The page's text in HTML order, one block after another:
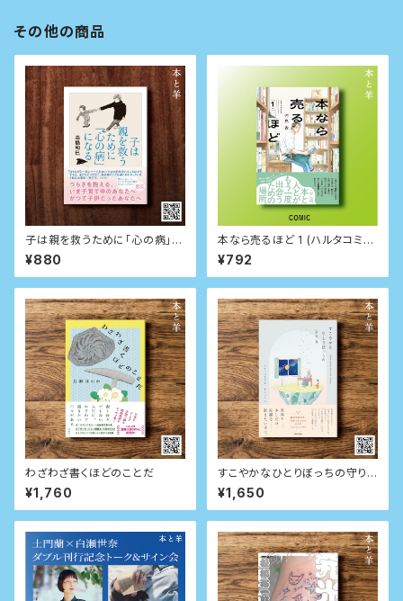
その他の商品
子は親を救うために「心の病」に
なる (ちくま文庫)
¥880
本なら売るほど 1 (ハルタコミッ
クス)
¥792
わざわざ書くほどのことだ
¥1,760
すこやかなひとりぼっちの守り
方
¥1,650